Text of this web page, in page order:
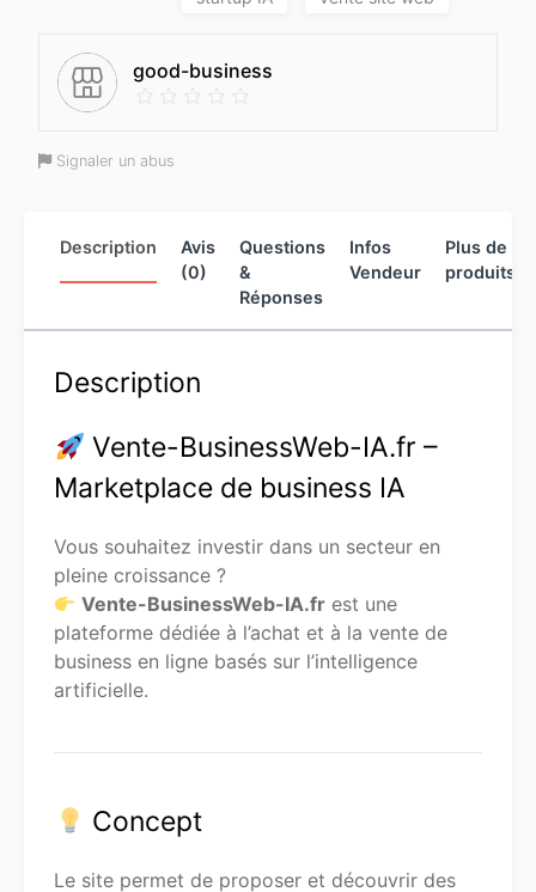
good-business
Signaler un abus
Description
Avis
(0)
Questions
&
Réponses
Infos
Vendeur
Plus de
produits
Description
Vente-BusinessWeb-IA.fr –
Marketplace de business IA
Vous souhaitez investir dans un secteur en
pleine croissance ?
Vente-BusinessWeb-IA.fr est une
plateforme dédiée à l’achat et à la vente de
business en ligne basés sur l’intelligence
artificielle.
Concept
Le site permet de proposer et découvrir des